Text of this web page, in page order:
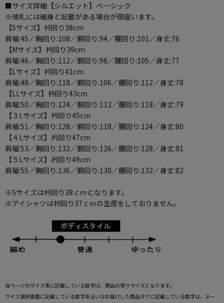
■サイズ詳細【シルエット】ベーシック
※値札には細身と記載がある場合が御座います。
【Sサイズ】衿回り38cm
肩幅:45／胸回り:108／胴回り:94／腰回り:101／身丈:76
【Mサイズ】衿回り39cm
肩幅:46／胸回り:112／胴回り:98／腰回り:105／身丈:77
【Lサイズ】衿回り41cm
肩幅:48／胸回り:118／胴回り:106／腰回り:112／身丈:78
【LLサイズ】衿回り43cm
肩幅:50／胸回り:124／胴回り:112／腰回り:118／身丈:79
【３Lサイズ】衿回り45cm
肩幅:51／胸回り:128／胴回り:118／腰回り:124／身丈:80
【４Lサイズ】衿回り47cm
肩幅:53／胸回り:132／胴回り:126／腰回り:128／身丈:81
【５Lサイズ】衿回り49cm
肩幅:55／胸回り:136／胴回り:130／腰回り:132／身丈:82
※Sサイズは衿回り38ｃｍとなります。
※アイシャツは衿回り37ｃｍの生産をしておりません。
当ページのサイズ表に記載している数字は、商品の実寸サイズとなります。
サイズ選択画面に記載している数字あるいはお届けした商品タグに記載している数字は、ヌー